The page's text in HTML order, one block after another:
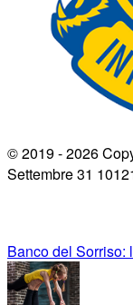
© 2019 - 2026
Settembre 31
Banco del Sorriso: